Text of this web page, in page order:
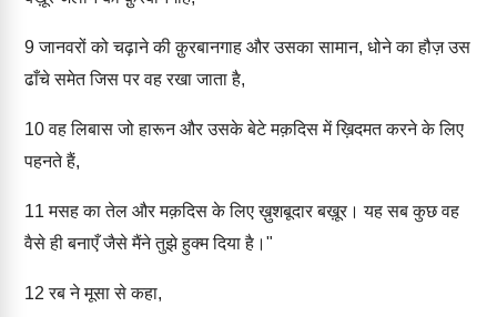
9जानवरों को चढ़ाने की क़ुरबानगाह और उसका सामान, धोने का हौज़ उस
ढाँचे समेत जिस पर वह रखा जाता है,
10वह लिबास जो हारून और उसके बेटे मक़दिस में ख़िदमत करने के लिए
पहनते हैं,
11 मसह का तेल और मक़दिस के लिए ख़ुशबूदार बख़ूर। यह सब कुछ वह
वैसे ही बनाएँ जैसे मैंने तुझे हुक्म दिया है।"
12 रब ने मूसा से कहा,